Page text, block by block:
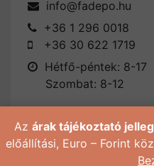
Az árak tájékoztató
előállítási, Euro – Forint
info@fadepo.hu
+36 1 296 0018
+36 30 622 1719
Hétfő-péntek: 8-17
Szombat: 8-12